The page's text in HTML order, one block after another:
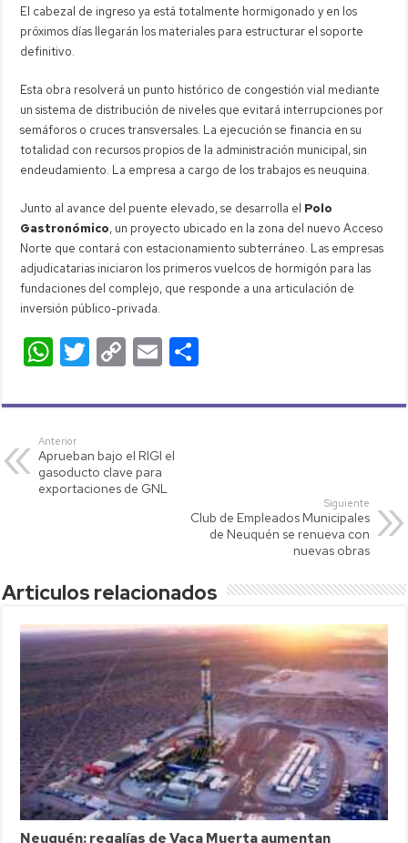
El cabezal de ingreso ya está totalmente hormigonado y en los
próximos días llegarán los materiales para estructurar el soporte
definitivo.
Esta obra resolverá un punto histórico de congestión vial mediante
un sistema de distribución de niveles que evitará interrupciones por
semáforos o cruces transversales. La ejecución se financia en su
totalidad con recursos propios de la administración municipal, sin
endeudamiento. La empresa a cargo de los trabajos es neuquina.
Junto al avance del puente elevado, se desarrolla el Polo
Gastronómico, un proyecto ubicado en la zona del nuevo Acceso
Norte que contará con estacionamiento subterráneo. Las empresas
adjudicatarias iniciaron los primeros vuelcos de hormigón para las
fundaciones del complejo, que responde a una articulación de
inversión público-privada.
W
at
s
A
p
T
tt
C
p
Li
nk
E
ail m
Anterior
Aprueban bajo el RIGI el
gasoducto clave para
exportaciones de GNL
Siguiente
Club de Empleados Municipales
de Neuquén se renueva con
nuevas obras
Articulos relacionados
Neuquén: regalías de Vaca Muerta aumentan